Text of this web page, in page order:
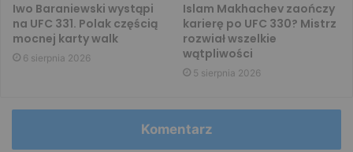
Iwo Baraniewski wystąpi
na UFC 331. Polak częścią
mocnej karty walk
6 sierpnia 2026
Islam Makhachev zaończy
karierę po UFC 330? Mistrz
rozwiał wszelkie
wątpliwości
5 sierpnia 2026
Komentarz